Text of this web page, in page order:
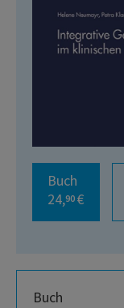
Buch
24,90 €
Buch